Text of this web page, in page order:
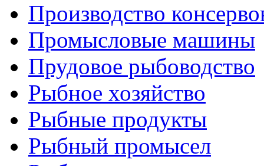
Производство
Промысловые машины
Прудовое рыбоводство
Рыбное хозяйство
Рыбные продукты
Рыбный промысел